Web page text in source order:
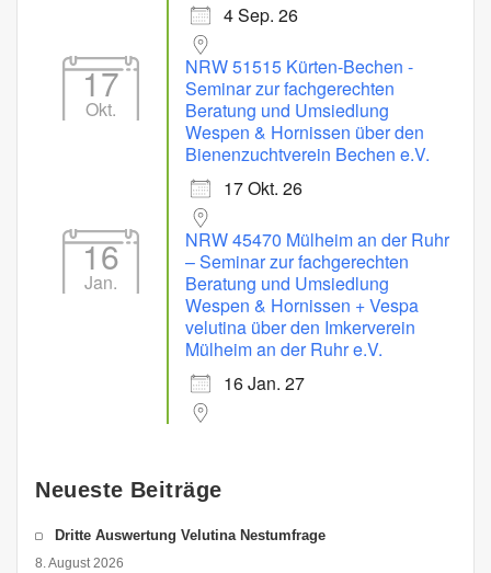
4 Sep. 26
17
Okt.
NRW 51515 Kürten-Bechen -
Seminar zur fachgerechten
Beratung und Umsiedlung
Wespen & Hornissen über den
Bienenzuchtverein Bechen e.V.
17 Okt. 26
16
Jan.
NRW 45470 Mülheim an der Ruhr
– Seminar zur fachgerechten
Beratung und Umsiedlung
Wespen & Hornissen + Vespa
velutina über den Imkerverein
Mülheim an der Ruhr e.V.
16 Jan. 27
Neueste Beiträge
Dritte Auswertung Velutina Nestumfrage
8. August 2026